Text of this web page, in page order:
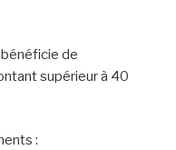
de
supérieur à 40
: